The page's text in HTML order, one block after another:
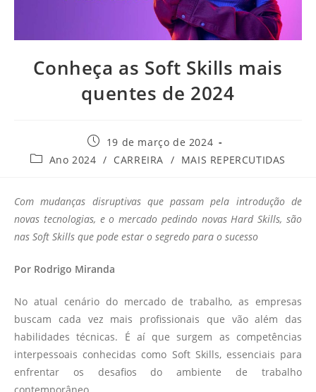
Conheça as Soft Skills mais
quentes de 2024
19 de março de 2024
Ano 2024 / CARREIRA / MAIS REPERCUTIDAS
Com mudanças disruptivas que passam pela introdução de
novas tecnologias, e o mercado pedindo novas Hard Skills, são
nas Soft Skills que pode estar o segredo para o sucesso
Por Rodrigo Miranda
No atual cenário do mercado de trabalho, as empresas
buscam cada vez mais profissionais que vão além das
habilidades técnicas. É aí que surgem as competências
interpessoais conhecidas como Soft Skills, essenciais para
enfrentar os desafios do ambiente de trabalho